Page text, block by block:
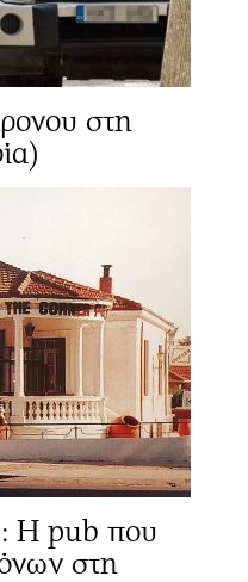
στη
Η pub που
στη